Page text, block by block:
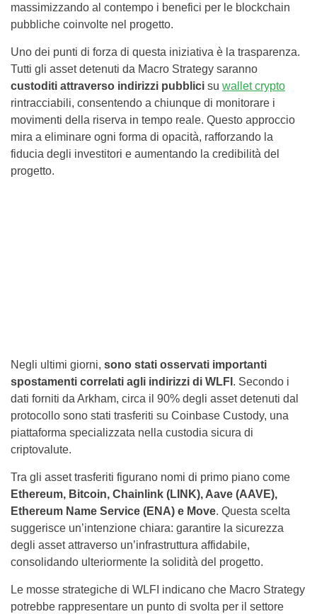
massimizzando al contempo i benefici per le blockchain
pubbliche coinvolte nel progetto.
Uno dei punti di forza di questa iniziativa è la trasparenza.
Tutti gli asset detenuti da Macro Strategy saranno
custoditi attraverso indirizzi pubblici su wallet crypto
rintracciabili, consentendo a chiunque di monitorare i
movimenti della riserva in tempo reale. Questo approccio
mira a eliminare ogni forma di opacità, rafforzando la
fiducia degli investitori e aumentando la credibilità del
progetto.
Negli ultimi giorni, sono stati osservati importanti
spostamenti correlati agli indirizzi di WLFI . Secondo i
dati forniti da Arkham, circa il 90% degli asset detenuti dal
protocollo sono stati trasferiti su Coinbase Custody, una
piattaforma specializzata nella custodia sicura di
criptovalute.
Tra gli asset trasferiti figurano nomi di primo piano come
Ethereum, Bitcoin, Chainlink (LINK), Aave (AAVE),
Ethereum Name Service (ENA) e Move. Questa scelta
suggerisce un’intenzione chiara: garantire la sicurezza
degli asset attraverso un’infrastruttura affidabile,
consolidando ulteriormente la solidità del progetto.
Le mosse strategiche di WLFI indicano che Macro Strategy
potrebbe rappresentare un punto di svolta per il settore